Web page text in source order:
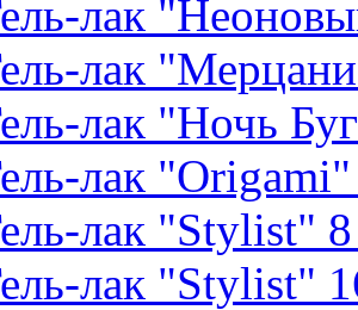
лак
лак
лак "Ночь
лак
лак "Stylist"
лак "Stylist"